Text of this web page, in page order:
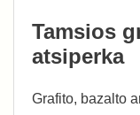
Tamsios
atsiperka
Grafito, bazalto